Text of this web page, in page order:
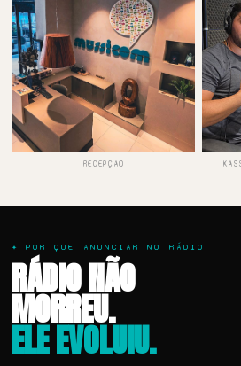
RECEPÇÃO
✦ POR QUE ANUNCIAR NO RÁDIO
RÁDIO NÃO
MORREU.
ELE EVOLUIU.